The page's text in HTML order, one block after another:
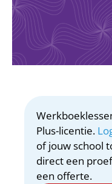
Plus-licentie.
of jouw school
direct een
een offerte.